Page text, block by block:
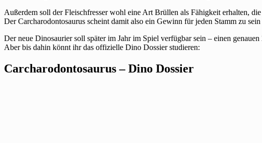
Außerdem soll der Fleischfresser wohl eine Art Brüllen als Fähigkeit erhalten, die
Der Carcharodontosaurus scheint damit also ein Gewinn für jeden Stamm zu
Der neue Dinosaurier soll später im Jahr im Spiel verfügbar sein – einen
Aber bis dahin könnt ihr das offizielle Dino Dossier studieren:
Carcharodontosaurus – Dino Dossier